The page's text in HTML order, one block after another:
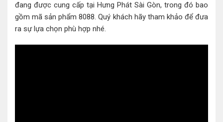
đang được cung cấp tại Hưng Phát Sài Gòn, trong đó bao
gồm mã sản phẩm 8088. Quý khách hãy tham khảo để đưa
ra sự lựa chọn phù hợp nhé.